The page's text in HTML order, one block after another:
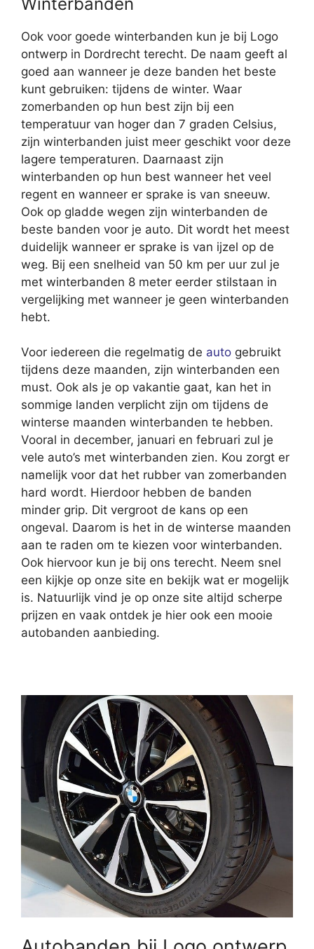
Ook voor goede winterbanden kun je bij Logo
ontwerp in Dordrecht terecht. De naam geeft al
goed aan wanneer je deze banden het beste
kunt gebruiken: tijdens de winter. Waar
zomerbanden op hun best zijn bij een
temperatuur van hoger dan 7 graden Celsius,
zijn winterbanden juist meer geschikt voor deze
lagere temperaturen. Daarnaast zijn
winterbanden op hun best wanneer het veel
regent en wanneer er sprake is van sneeuw.
Ook op gladde wegen zijn winterbanden de
beste banden voor je auto. Dit wordt het meest
duidelijk wanneer er sprake is van ijzel op de
weg. Bij een snelheid van 50 km per uur zul je
met winterbanden 8 meter eerder stilstaan in
vergelijking met wanneer je geen winterbanden
hebt.
Voor iedereen die regelmatig de auto gebruikt
tijdens deze maanden, zijn winterbanden een
must. Ook als je op vakantie gaat, kan het in
sommige landen verplicht zijn om tijdens de
winterse maanden winterbanden te hebben.
Vooral in december, januari en februari zul je
vele auto’s met winterbanden zien. Kou zorgt er
namelijk voor dat het rubber van zomerbanden
hard wordt. Hierdoor hebben de banden
minder grip. Dit vergroot de kans op een
ongeval. Daarom is het in de winterse maanden
aan te raden om te kiezen voor winterbanden.
Ook hiervoor kun je bij ons terecht. Neem snel
een kijkje op onze site en bekijk wat er mogelijk
is. Natuurlijk vind je op onze site altijd scherpe
prijzen en vaak ontdek je hier ook een mooie
autobanden aanbieding.